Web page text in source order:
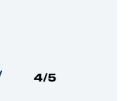
4/5